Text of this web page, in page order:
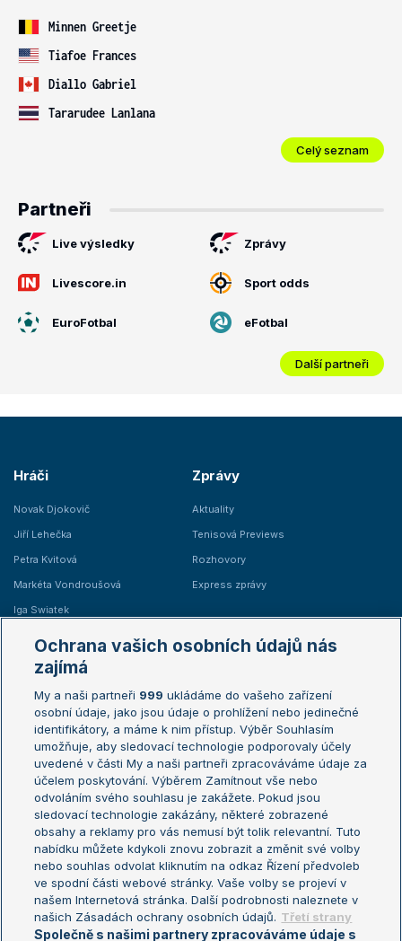
Minnen Greetje
Tiafoe Frances
Diallo Gabriel
Tararudee Lanlana
Celý seznam
Partneři
Live výsledky Zprávy
Livescore.in Sport odds
EuroFotbal eFotbal
Další partneři
Hráči
Novak Djokovič
Jiří Lehečka
Petra Kvitová
Markéta Vondroušová
Iga Swiatek
Zprávy
Aktuality
Tenisová Previews
Rozhovory
Express zprávy
Žebříčky
Žebříček ATP (muži)
Žebříček WTA (ženy)
Sázkařský žebříček
Australian Open
French Open
Wimbledon
US Open
Turnaj mistrů
Turnaj mistryň
Aktualní trendy
Fotbalové přestupy
Livesport Daily
LS Prague Open
Ochrana vašich osobních údajů nás
zajímá
My a naši partneři 999 ukládáme do vašeho zařízení
osobní údaje, jako jsou údaje o prohlížení nebo jedinečné
identifikátory, a máme k nim přístup. Výběr Souhlasím
umožňuje, aby sledovací technologie podporovaly účely
uvedené v části My a naši partneři zpracováváme údaje za
účelem poskytování. Výběrem Zamítnout vše nebo
odvoláním svého souhlasu je zakážete. Pokud jsou
sledovací technologie zakázány, některé zobrazené
obsahy a reklamy pro vás nemusí být tolik relevantní. Tuto
nabídku můžete kdykoli znovu zobrazit a změnit své volby
nebo souhlas odvolat kliknutím na odkaz Řízení předvoleb
ve spodní části webové stránky. Vaše volby se projeví v
našem Internetová stránka. Další podrobnosti naleznete v
našich Zásadách ochrany osobních údajů. Třetí strany
Společně s našimi partnery zpracováváme údaje s